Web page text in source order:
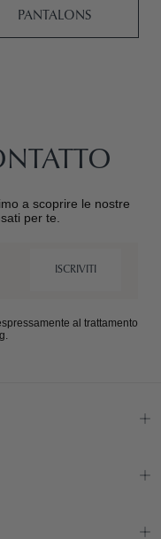
PANTALONS
a scoprire le nostre
per te.
ISCRIVITI
al trattamento